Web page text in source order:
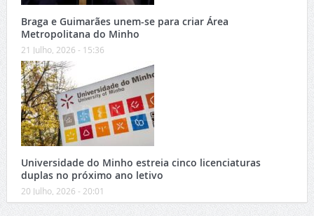
Braga e Guimarães unem-se para criar Área
Metropolitana do Minho
21 Julho, 2026 - 15:36
Universidade do Minho estreia cinco licenciaturas
duplas no próximo ano letivo
20 Julho, 2026 - 20:01